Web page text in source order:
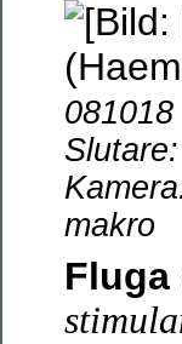
makro
Fluga